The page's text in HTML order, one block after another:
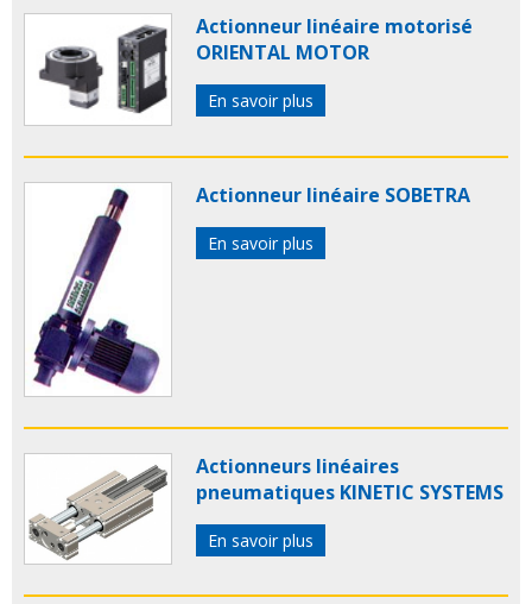
Actionneur linéaire motorisé
ORIENTAL MOTOR
En savoir plus
Actionneur linéaire SOBETRA
En savoir plus
Actionneurs linéaires
pneumatiques KINETIC SYSTEMS
En savoir plus